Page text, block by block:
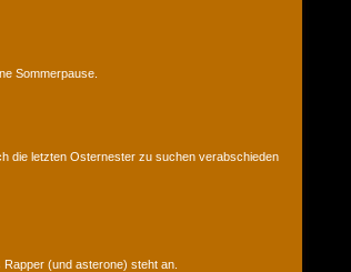
Sommerpause.
die letzten Osternester zu suchen verabschieden
(und asterone) steht an.